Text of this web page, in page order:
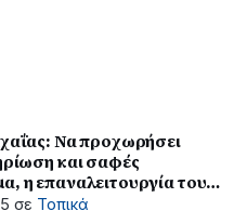
Να προχωρήσει
και σαφές
η επαναλειτουργία του
σε Τοπικά